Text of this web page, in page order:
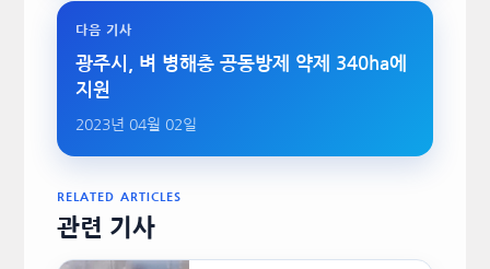
다음 기사
광주시, 벼 병해충 공동방제 약제 340ha에
지원
2023년 04월 02일
RELATED ARTICLES
관련 기사